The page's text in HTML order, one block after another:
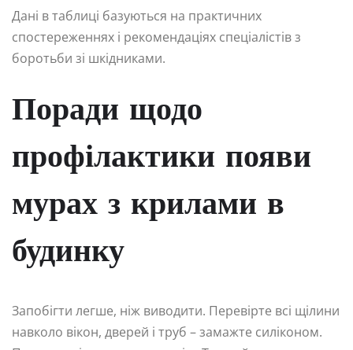
Дані в таблиці базуються на практичних
спостереженнях і рекомендаціях спеціалістів з
боротьби зі шкідниками.
Поради щодо
профілактики появи
мурах з крилами в
будинку
Запобігти легше, ніж виводити. Перевірте всі щілини
навколо вікон, дверей і труб – замажте силіконом.